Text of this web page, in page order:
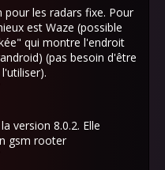
pour les radars fixe. Pour
est Waze (possible
qui montre l'endroit
(pas besoin d'être
version 8.0.2. Elle
gsm rooter